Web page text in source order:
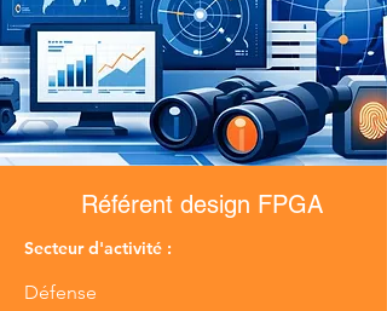
Référent design FPGA
Secteur d'activité :
Défense